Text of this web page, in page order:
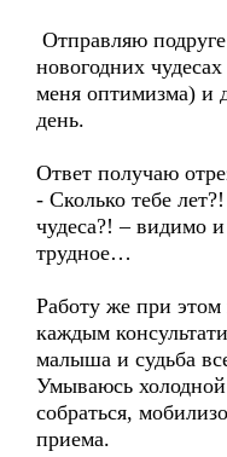
Отправляю
новогодних
меня оптимизма) и
день.
Ответ получаю
- Сколько тебе
чудеса?! – видимо
трудное…
Работу же при
каждым
малыша и судьба
Умываюсь
собраться,
приема.